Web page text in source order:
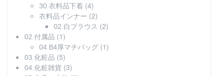
30.衣料品下着 (4)
衣料品インナー (2)
02.白ブラウス (2)
02.付属品 (1)
04.B4厚マチバッグ (1)
03.化粧品 (5)
04.化粧雑貨 (3)